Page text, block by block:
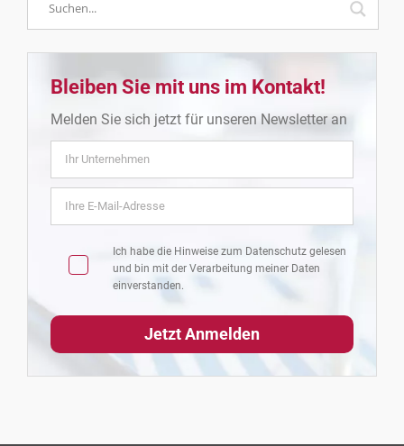
Bleiben Sie mit uns im Kontakt!
Melden Sie sich jetzt für unseren Newsletter an
Ich habe die Hinweise zum Datenschutz gelesen
und bin mit der Verarbeitung meiner Daten
einverstanden.